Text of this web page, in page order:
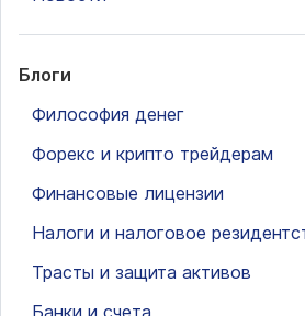
Блоги
Философия денег
Форекс и крипто трейдерам
Финансовые лицензии
Налоги и налоговое
Трасты и защита активов
Банки и счета